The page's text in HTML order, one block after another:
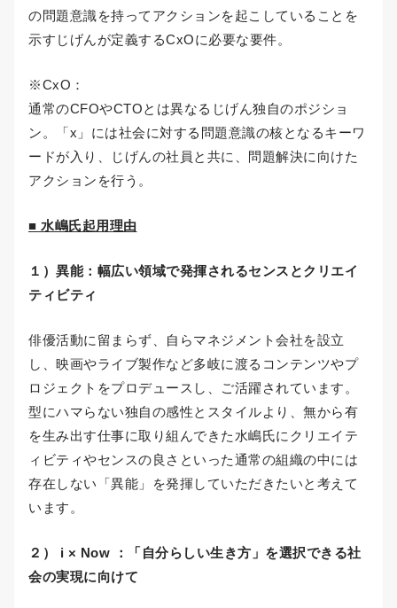
の問題意識を持ってアクションを起こしていることを
示すじげんが定義するCxOに必要な要件。
※CxO：
通常のCFOやCTOとは異なるじげん独自のポジショ
ン。「x」には社会に対する問題意識の核となるキーワ
ードが入り、じげんの社員と共に、問題解決に向けた
アクションを行う。
■ 水嶋氏起用理由
１）異能：幅広い領域で発揮されるセンスとクリエイ
ティビティ
俳優活動に留まらず、自らマネジメント会社を設立
し、映画やライブ製作など多岐に渡るコンテンツやプ
ロジェクトをプロデュースし、ご活躍されています。
型にハマらない独自の感性とスタイルより、無から有
を生み出す仕事に取り組んできた水嶋氏にクリエイテ
ィビティやセンスの良さといった通常の組織の中には
存在しない「異能」を発揮していただきたいと考えて
います。
２） i × Now ：「自分らしい生き方」を選択できる社
会の実現に向けて